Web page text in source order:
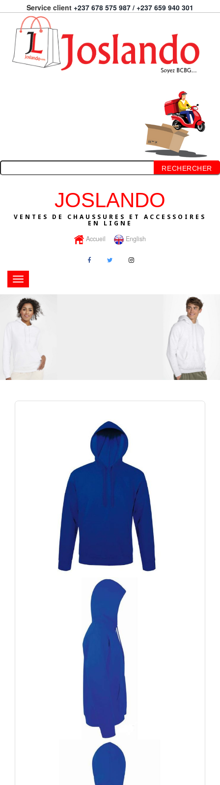
Service client +237 678 575 987 / +237 659 940 301
RECHERCHER
JOSLANDO
VENTES DE CHAUSSURES ET ACCESSOIRES
EN LIGNE
Accueil English
Toggle
navigation